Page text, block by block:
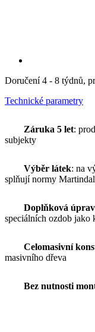
Doručení 4 - 8 týdnů,
Technické parametry
Záruka 5 let:
subjekty
Výběr látek: na
splňují normy
Doplňková
speciálních ozdob
Celomasivní
masivního dřeva
Bez nutnosti